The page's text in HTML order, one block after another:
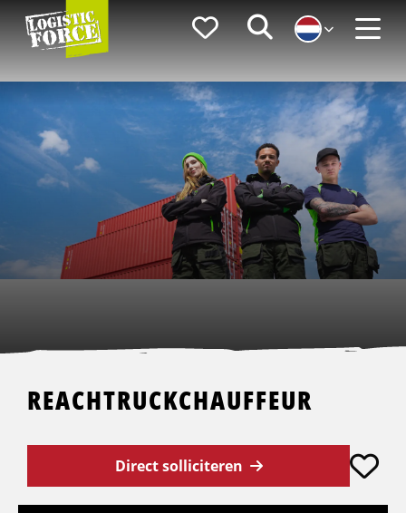
Logistic
Force
FavorietenZoeken
REACHTRUCKCHAUFFEUR
Direct solliciteren